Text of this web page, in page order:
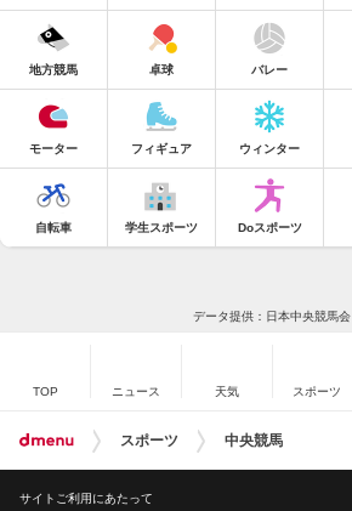
地方競馬 卓球 バレー
モーター フィギュア ウィンター
自転車 学生スポーツ Doスポーツ
データ提供：日本中央競馬会
TOP ニュース 天気 スポーツ
スポーツ 中央競馬
サイトご利用にあたって